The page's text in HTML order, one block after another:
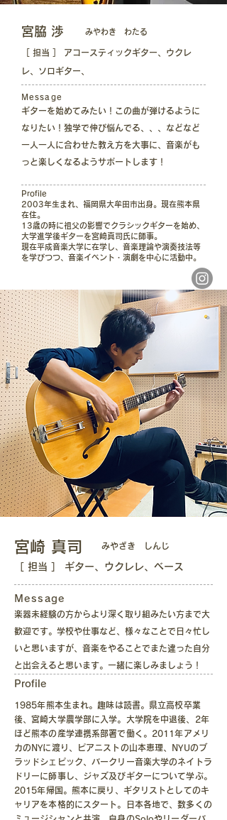
宮脇 渉 みやわき わたる
［ 担当 ］ アコースティックギター、ウクレ
レ、ソロギター、
Message
ギターを始めてみたい！この曲が弾けるように
なりたい！独学で伸び悩んでる、、、などなど
一人一人に合わせた教え方を大事に、音楽がも
っと楽しくなるようサポートします！
​Profile
2003年生まれ、福岡県大牟田市出身。現在熊本県
在住。
13歳の時に祖父の影響でクラシックギターを始め、
大学進学後ギターを宮崎真司氏に師事。
現在平成音楽大学に在学し、音楽理論や演奏技法等
を学びつつ、音楽イベント・演劇を中心に活動中。
宮崎 真司 みやざき しんじ
［ 担当 ］ ギター、ウクレレ、ベース
Message
楽器未経験の方からより深く取り組みたい方まで大
歓迎です。学校や仕事など、様々なことで日々忙し
いと思いますが、音楽をやることでまた違った自分
と出会えると思います。一緒に楽しみましょう！
​Profile
1985年熊本生まれ。趣味は読書。県立高校卒業
後、宮崎大学農学部に入学。大学院を中退後、2年
ほど熊本の産学連携系部署で働く。2011年アメリ
カのNYに渡り、ピアニストの山本恵理、NYUのブ
ラッドシェピック、バークリー音楽大学のネイトラ
ドリーに師事し、ジャズ及びギターについて学ぶ。
2015年帰国。熊本に戻り、ギタリストとしてのキ
ャリアを本格的にスタート。日本各地で、数多くの